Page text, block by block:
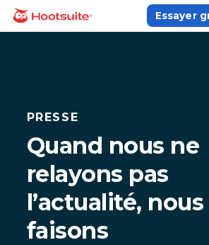
Aller
Accueil
Essayer
PRESSE
Quand nous ne
relayons pas
l’actualité, nous
faisons